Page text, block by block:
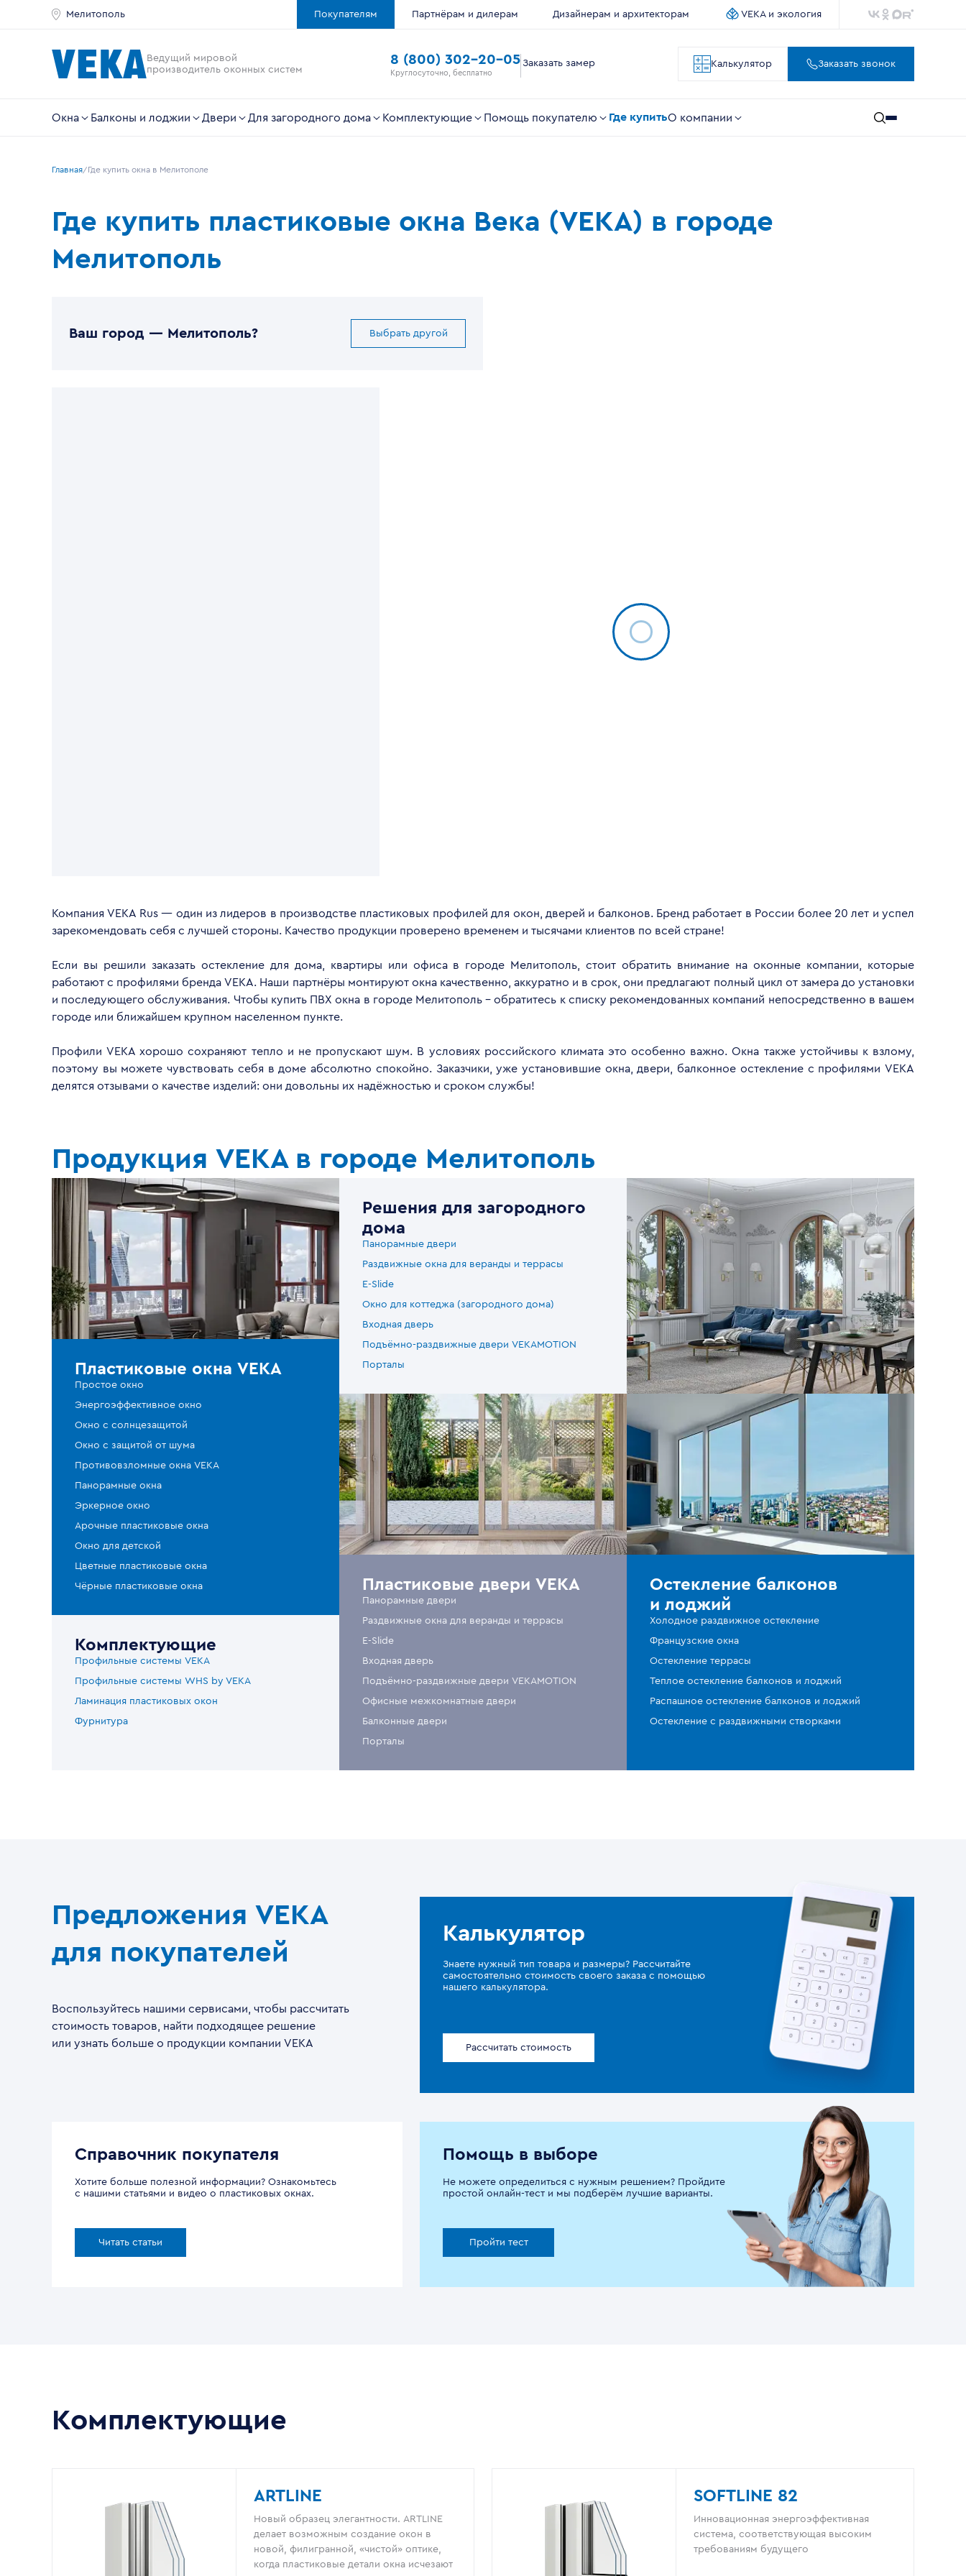
Мелитополь Покупателям Партнёрам и дилерам Дизайнерам и архитекторам VEKA и экология
Ведущий мировой
производитель оконных систем
8 (800) 302-20-05
Круглосуточно, бесплатно
Заказать замер Калькулятор Заказать звонок
Окна Балконы и лоджии Двери Для загородного дома Комплектующие Помощь покупателю Где купитьО компании
Главная Где купить окна в Мелитополe
Где купить пластиковые окна Века (VEKA) в городе
Мелитополь
Ваш город — Мелитополь? Выбрать другой
Компания VEKA Rus — один из лидеров в производстве пластиковых профилей для окон, дверей и балконов. Бренд работает в России более 20 лет и успел
зарекомендовать себя с лучшей стороны. Качество продукции проверено временем и тысячами клиентов по всей стране!
Если вы решили заказать остекление для дома, квартиры или офиса в городе Мелитополь, стоит обратить внимание на оконные компании, которые
работают с профилями бренда VEKA. Наши партнёры монтируют окна качественно, аккуратно и в срок, они предлагают полный цикл от замера до установки
и последующего обслуживания. Чтобы купить ПВХ окна в городе Мелитополь - обратитесь к списку рекомендованных компаний непосредственно в вашем
городе или ближайшем крупном населенном пункте.
Профили VEKA хорошо сохраняют тепло и не пропускают шум. В условиях российского климата это особенно важно. Окна также устойчивы к взлому,
поэтому вы можете чувствовать себя в доме абсолютно спокойно. Заказчики, уже установившие окна, двери, балконное остекление с профилями VEKA
делятся отзывами о качестве изделий: они довольны их надёжностью и сроком службы!
Продукция VEKA в городе Мелитополь
Пластиковые окна VEKA
Простое окно
Энергоэффективное окно
Окно с солнцезащитой
Окно с защитой от шума
Противовзломные окна VEKA
Панорамные окна
Эркерное окно
Арочные пластиковые окна
Окно для детской
Цветные пластиковые окна
Чёрные пластиковые окна
Комплектующие
Профильные системы VEKA
Профильные системы WHS by VEKA
Ламинация пластиковых окон
Фурнитура
Решения для загородного
дома
Панорамные двери
Раздвижные окна для веранды и террасы
E-Slide
Окно для коттеджа (загородного дома)
Входная дверь
Подъёмно-раздвижные двери VEKAMOTION
Порталы
Пластиковые двери VEKA
Панорамные двери
Раздвижные окна для веранды и террасы
E-Slide
Входная дверь
Подъёмно-раздвижные двери VEKAMOTION
Офисные межкомнатные двери
Балконные двери
Порталы
Остекление балконов
и лоджий
Холодное раздвижное остекление
Французские окна
Остекление террасы
Теплое остекление балконов и лоджий
Распашное остекление балконов и лоджий
Остекление с раздвижными створками
Предложения VEKA
для покупателей
Воспользуйтесь нашими сервисами, чтобы рассчитать
стоимость товаров, найти подходящее решение
или узнать больше о продукции компании VEKA
Калькулятор
Знаете нужный тип товара и размеры? Рассчитайте
самостоятельно стоимость своего заказа с помощью
нашего калькулятора.
Рассчитать стоимость
Справочник покупателя
Хотите больше полезной информации? Ознакомьтесь
с нашими статьями и видео о пластиковых окнах.
Читать статьи
Помощь в выборе
Не можете определиться с нужным решением? Пройдите
простой онлайн-тест и мы подберём лучшие варианты.
Пройти тест
Комплектующие
ARTLINE
Новый образец элегантности. ARTLINE
делает возможным создание окон в
новой, филигранной, «чистой» оптике,
когда пластиковые детали окна исчезают
SOFTLINE 82
Инновационная энергоэффективная
система, соответствующая высоким
требованиям будущего